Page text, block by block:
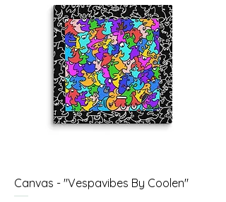
Canvas - "Vespavibes By Coolen"